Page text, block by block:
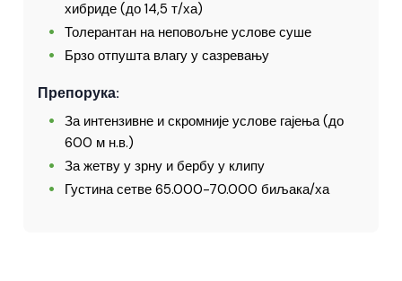
хибриде (до 14,5 т/ха)
Толерантан на неповољне услове суше
Брзо отпушта влагу у сазревању
Препорука:
За интензивне и скромније услове гајења (до
600 м н.в.)
За жетву у зрну и бербу у клипу
Густина сетве 65.000-70.000 биљака/ха